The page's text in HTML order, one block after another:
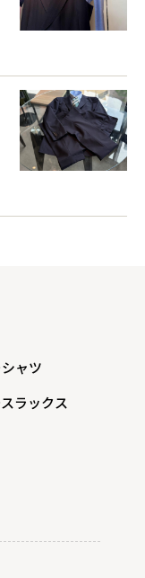
ャツ
ラックス